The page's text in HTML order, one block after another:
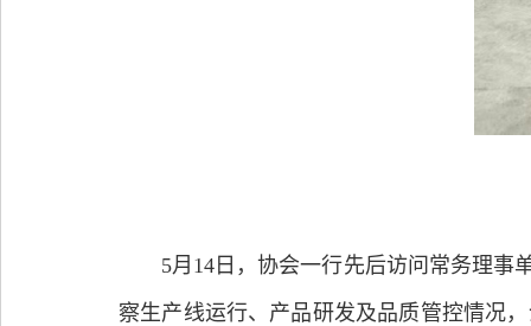
5月 14 日，协会一行先后访问 常务理事
察生产线运行、产品研发及品质管控情况，